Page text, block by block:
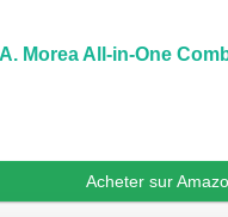
Morea All-in-One
Acheter sur